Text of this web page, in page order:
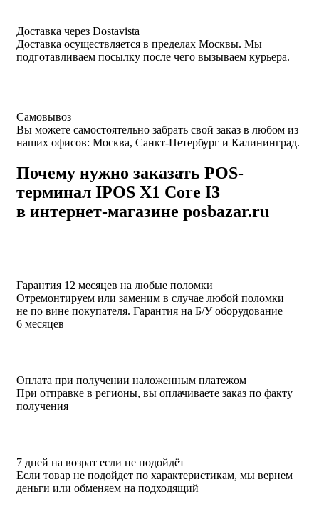
Доставка через Dostavista
Доставка осуществляется в пределах Москвы. Мы
подготавливаем посылку после чего вызываем курьера.
Самовывоз
Вы можете самостоятельно забрать свой заказ в любом из
наших офисов: Москва, Санкт-Петербург и Калининград.
Почему нужно заказать POS-
терминал IPOS X1 Core I3
в интернет-магазине posbazar.ru
Гарантия 12 месяцев на любые поломки
Отремонтируем или заменим в случае любой поломки
не по вине покупателя. Гарантия на Б/У оборудование
6 месяцев
Оплата при получении наложенным платежом
При отправке в регионы, вы оплачиваете заказ по факту
получения
7 дней на возрат если не подойдёт
Если товар не подойдет по характеристикам, мы вернем
деньги или обменяем на подходящий